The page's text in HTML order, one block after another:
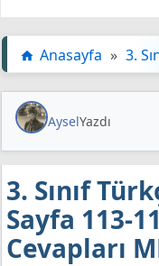
Anasayfa » 3.
AyselYazdı
3. Sınıf
Sayfa 113-
Cevapları